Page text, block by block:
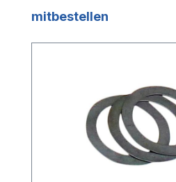
Produktgalerie überspringen
mitbestellen